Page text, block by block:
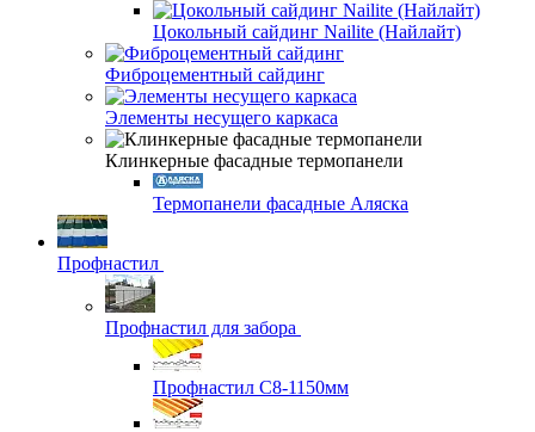
Цокольный сайдинг Nailite (Найлайт)
Фиброцементный сайдинг
Элементы несущего каркаса
Клинкерные фасадные термопанели
Термопанели фасадные Аляска
Профнастил
Профнастил для забора
Профнастил С8-1150мм